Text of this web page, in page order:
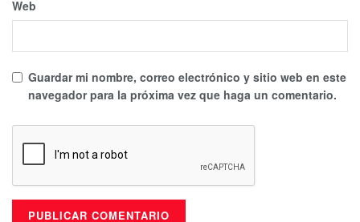
Web
Guardar mi nombre, correo electrónico y sitio web en este
navegador para la próxima vez que haga un comentario.